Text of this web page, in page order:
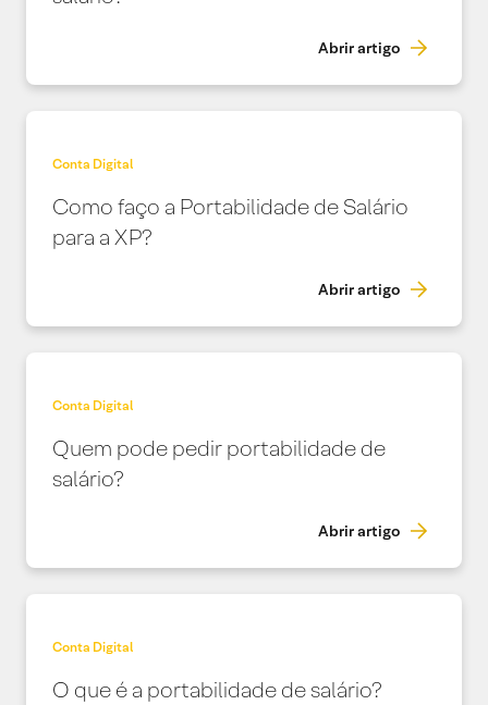
Abrir artigo
Conta Digital
Como faço a Portabilidade de Salário
para a XP?
Abrir artigo
Conta Digital
Quem pode pedir portabilidade de
salário?
Abrir artigo
Conta Digital
O que é a portabilidade de salário?